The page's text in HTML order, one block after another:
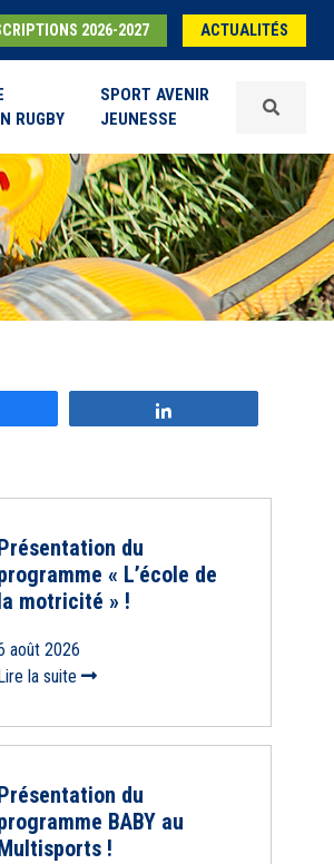
2026-2027 ACTUALITÉS
RUGBY
SPORT AVENIR
JEUNESSE
du
« L’école de
motricité » !
août 2026
Lire la suite
du
BABY au
!